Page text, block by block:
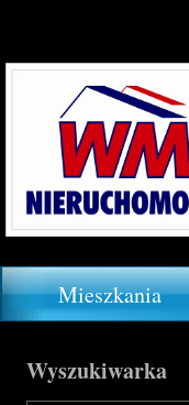
Mieszkania
Wyszukiwarka